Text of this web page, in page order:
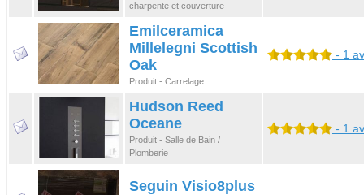
charpente et couverture
Emilceramica
Millelegni Scottish
Oak
Produit - Carrelage
- 1
Hudson Reed
Oceane
Produit - Salle de Bain /
Plomberie
- 1
Seguin Visio8plus